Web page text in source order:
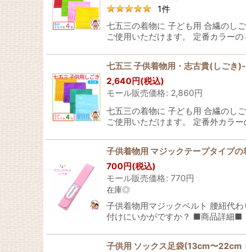
1件
七五三の着物に 子ども用 合繊のし
ご使用いただけます。 定番カラー
七五三 子供着物用・志古貴(しごき
2,640円(税込)
モール販売価格: 2,860円
七五三の着物に 子ども用 合繊のし
ご使用いただけます。 定番外カラ
子供着物用 マジックテープタイプの
700円(税込)
モール販売価格: 770円
在庫◎
子供着物用マジックベルト 腰紐代
付けにいかがですか？ ■商品詳細■
子供用 ソックス足袋(13cm〜22cm